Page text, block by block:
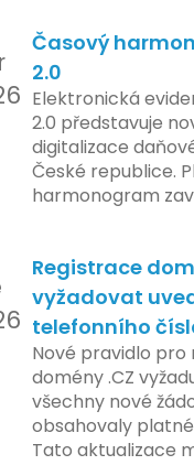
podniky s
procesy.
Časový
2.0
Elektronická
2.0 představuje
digitalizace
České republice.
harmonogram
zahrnuje přípravu
platformy a
které by měly být
konce tohoto roku.
že tato fáze
systémů a
podnikatele,
potřebné
být dostupné k
Registrace
vyžadovat
telefonního
Nové pravidlo pro
domény .CZ
všechny nové
obsahovaly
Tato aktualizace